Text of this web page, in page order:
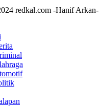
redkal.com -Hanif Arkan-